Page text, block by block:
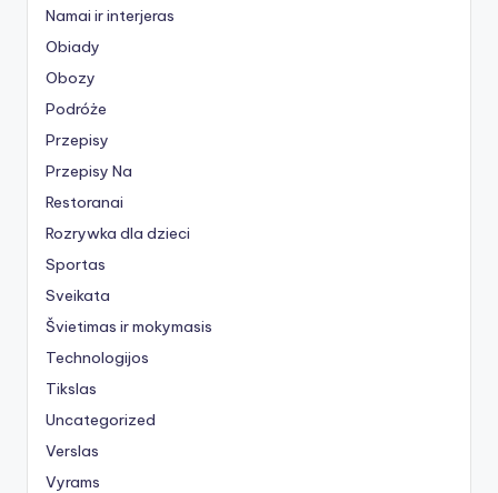
Namai ir interjeras
Obiady
Obozy
Podróże
Przepisy
Przepisy Na
Restoranai
Rozrywka dla dzieci
Sportas
Sveikata
Švietimas ir mokymasis
Technologijos
Tikslas
Uncategorized
Verslas
Vyrams